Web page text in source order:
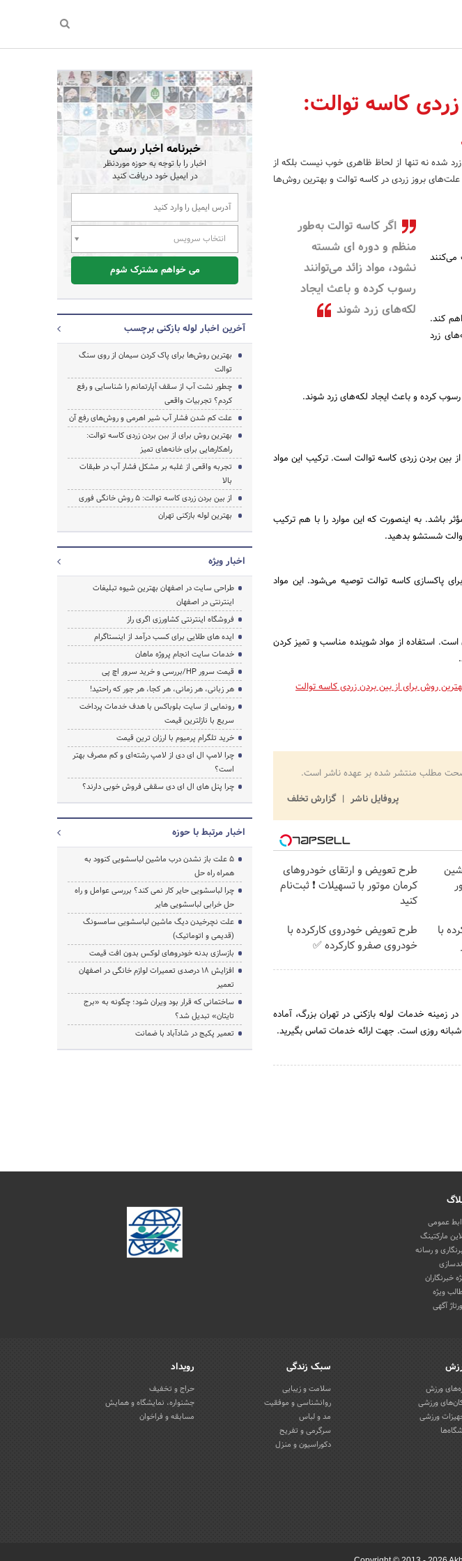
کاسه توالت:
شده نه تنها از لحاظ ظاهری خوب نیست بلکه از
بروز زردی در کاسه توالت و بهترین روش‌ها
اگر کاسه توالت به‌طور
منظم و دوره ای شسته
نشود، مواد زائد می‌توانند
رسوب کرده و باعث ایجاد
لکه‌های زرد شوند
کند.
زرد
کرده و باعث ایجاد لکه‌های زرد شوند.
بین بردن زردی کاسه توالت است. ترکیب این مواد
باشد. به اینصورت که این موارد را با هم ترکیب
شستشو بدهید.
پاکسازی کاسه توالت توصیه می‌شود. این مواد
است. استفاده از مواد شوینده مناسب و تمیز کردن
روش برای از بین بردن زردی کاسه توالت
صحت مطلب منتشر شده بر عهده ناشر است.
پروفایل ناشر
گزارش تخلف
طرح تعویض و ارتقای خودروهای
کرمان موتور با تسهیلات ❗ ثبت‌نام
کنید
با
طرح تعویض خودروی کارکرده با
خودروی صفرو کارکرده ✅
بودن بیش از 100 متخصص حرفه ای در زمینه خدمات لوله بازکنی در تهران بزرگ، آماده
خبرنامه اخبار رسمی
اخبار را با توجه به حوزه موردنظر
در ایمیل خود دریافت کنید
انتخاب سرویس
می خواهم مشترک شوم
آخرین اخبار لوله بازکنی برچسب
بهترین روش‌ها برای پاک کردن سیمان از روی سنگ
توالت
چطور نشت آب از سقف آپارتمانم را شناسایی و رفع
کردم؟ تجربیات واقعی
علت کم شدن فشار آب شیر اهرمی و روش‌های رفع آن
بهترین روش برای از بین بردن زردی کاسه توالت:
راهکارهایی برای خانه‌های تمیز
تجربه‌ واقعی از غلبه بر مشکل فشار آب در طبقات
بالا
از بین بردن زردی کاسه توالت: 5 روش خانگی فوری
بهترین لوله بازکنی تهران
اخبار ویژه
طراحی سایت در اصفهان بهترین شیوه تبلیغات
اینترنتی در اصفهان
فروشگاه اینترنتی کشاورزی اگری راز
ایده های طلایی برای کسب درآمد از اینستاگرام
خدمات سایت انجام پروژه ماهان
قیمت سرور HP/بررسی و خرید سرور اچ پی
هر زبانی، هر زمانی، هر کجا، هر جور که راحتید!
رونمایی از سایت بلوباکس با هدف خدمات پرداخت
سریع با نازلترین قیمت
خرید تلگرام پرمیوم با ارزان ترین قیمت
چرا لامپ ال ای دی از لامپ رشته‌ای و کم مصرف بهتر
است؟
چرا پنل های ال ای دی سقفی فروش خوبی دارند؟
اخبار مرتبط با حوزه
5 علت باز نشدن درب ماشین لباسشویی کنوود به
همراه راه حل
چرا لباسشویی حایر کار نمی کند؟ بررسی عوامل و راه
حل خرابی لباسشویی هایر
علت نچرخیدن دیگ ماشین لباسشویی سامسونگ
(قدیمی و اتوماتیک)
بازسازی بدنه خودروهای لوکس بدون افت قیمت
افزایش ۱۸ درصدی تعمیرات لوازم خانگی در اصفهان
تعمیر
ساختمانی که قرار بود ویران شود؛ چگونه به «برج
تایتان» تبدیل شد؟
تعمیر پکیج در شادآباد با ضمانت
عمومی
مارکتینگ
و رسانه
خبرنگاران
ویژه
آگهی
ورزش
ورزشی
ورزشی
سبک زندگی
سلامت و زیبایی
روانشناسی و موفقیت
مد و لباس
سرگرمی و تفریح
دکوراسیون و منزل
رویداد
حراج و تخفیف
جشنواره، نمایشگاه و همایش
مسابقه و فراخوان